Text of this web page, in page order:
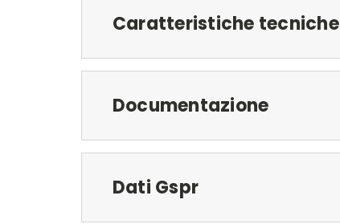
Caratteristiche tecniche
Documentazione
Dati Gspr